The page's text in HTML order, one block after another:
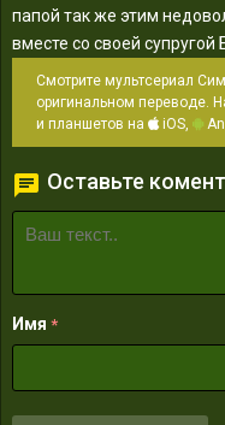
папой так же этим
вместе со своей супругой
Смотрите мультсериал
оригинальном переводе.
и планшетов на
iOS,
Оставьте
Имя *